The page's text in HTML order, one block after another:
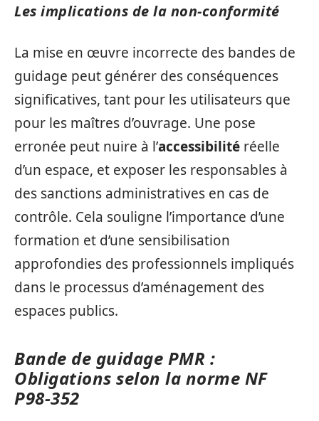
Les implications de la non-conformité
La mise en œuvre incorrecte des bandes de
guidage peut générer des conséquences
significatives, tant pour les utilisateurs que
pour les maîtres d’ouvrage. Une pose
erronée peut nuire à l’accessibilité réelle
d’un espace, et exposer les responsables à
des sanctions administratives en cas de
contrôle. Cela souligne l’importance d’une
formation et d’une sensibilisation
approfondies des professionnels impliqués
dans le processus d’aménagement des
espaces publics.
Bande de guidage PMR :
Obligations selon la norme NF
P98-352